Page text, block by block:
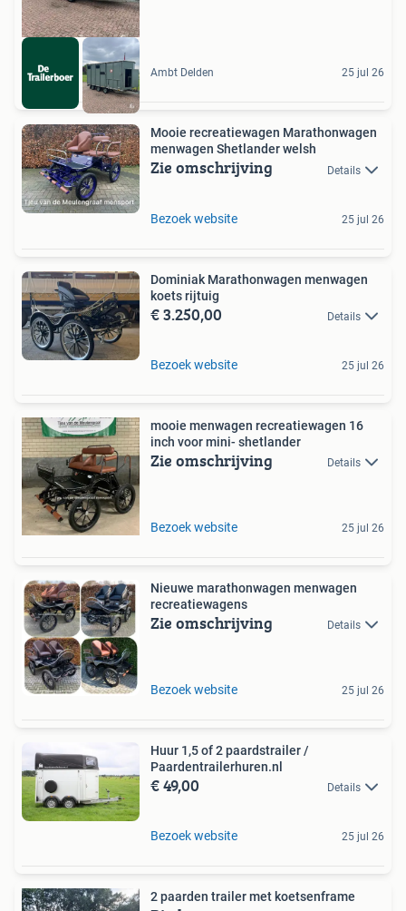
Ambt Delden 25 jul 26
Mooie recreatiewagen Marathonwagen
menwagen Shetlander welsh
Zie omschrijving Details
Bezoek website 25 jul 26
Dominiak Marathonwagen menwagen
koets rijtuig
€ 3.250,00 Details
Bezoek website 25 jul 26
mooie menwagen recreatiewagen 16
inch voor mini- shetlander
Zie omschrijving Details
Bezoek website 25 jul 26
Nieuwe marathonwagen menwagen
recreatiewagens
Zie omschrijving Details
Bezoek website 25 jul 26
Huur 1,5 of 2 paardstrailer /
Paardentrailerhuren.nl
€ 49,00 Details
Bezoek website 25 jul 26
2 paarden trailer met koetsenframe